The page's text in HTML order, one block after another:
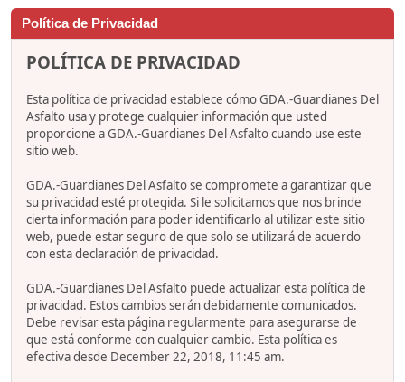
Política de Privacidad
POLÍTICA DE PRIVACIDAD
Esta política de privacidad establece cómo GDA.-Guardianes Del
Asfalto usa y protege cualquier información que usted
proporcione a GDA.-Guardianes Del Asfalto cuando use este
sitio web.
GDA.-Guardianes Del Asfalto se compromete a garantizar que
su privacidad esté protegida. Si le solicitamos que nos brinde
cierta información para poder identificarlo al utilizar este sitio
web, puede estar seguro de que solo se utilizará de acuerdo
con esta declaración de privacidad.
GDA.-Guardianes Del Asfalto puede actualizar esta política de
privacidad. Estos cambios serán debidamente comunicados.
Debe revisar esta página regularmente para asegurarse de
que está conforme con cualquier cambio. Esta política es
efectiva desde December 22, 2018, 11:45 am.